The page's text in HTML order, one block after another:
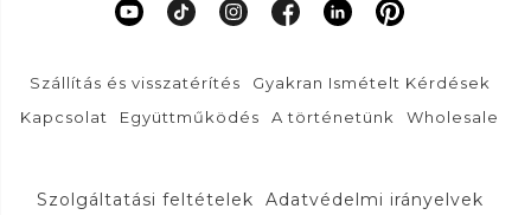
Szállítás és visszatérítés
Gyakran Ismételt Kérdések
Kapcsolat
Együttműködés A történetünk Wholesale
Szolgáltatási feltételek
Adatvédelmi irányelvek